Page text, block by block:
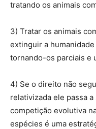
tratando os animais
3) Tratar os animais
extinguir a
tornando-os parciais e
4) Se o direito não
relativizada ele passa
competição evolutiva
espécies é uma